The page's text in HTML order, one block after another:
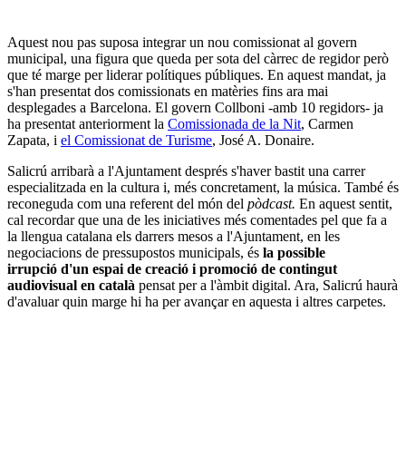
Aquest nou pas suposa integrar un nou comissionat al govern
municipal, una figura que queda per sota del càrrec de regidor però
que té marge per liderar polítiques públiques. En aquest mandat, ja
s'han presentat dos comissionats en matèries fins ara mai
desplegades a Barcelona. El govern Collboni -amb 10 regidors- ja
ha presentat anteriorment la Comissionada de la Nit, Carmen
Zapata, i el Comissionat de Turisme, José A. Donaire.
Salicrú arribarà a l'Ajuntament després s'haver bastit una carrer
especialitzada en la cultura i, més concretament, la música. També és
reconeguda com una referent del món del pòdcast. En aquest sentit,
cal recordar que una de les iniciatives més comentades pel que fa a
la llengua catalana els darrers mesos a l'Ajuntament, en les
negociacions de pressupostos municipals, és la possible
irrupció d'un espai de creació i promoció de contingut
audiovisual en català pensat per a l'àmbit digital. Ara, Salicrú haurà
d'avaluar quin marge hi ha per avançar en aquesta i altres carpetes.